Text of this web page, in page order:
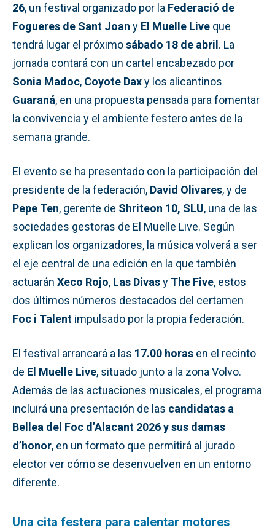
26, un festival organizado por la Federació de
Fogueres de Sant Joan y El Muelle Live que
tendrá lugar el próximosábado 18 de abril. La
jornada contará con un cartel encabezado por
Sonia Madoc, Coyote Daxy los alicantinos
Guaraná, en una propuesta pensada para fomentar
la convivencia y el ambiente festero antes de la
semana grande.
El evento se ha presentado con la participación del
presidente de la federación, David Olivares, y de
Pepe Ten, gerente de Shriteon 10, SLU, una de las
sociedades gestoras de El Muelle Live. Según
explican los organizadores, la música volverá a ser
el eje central de una edición en la que también
actuarán Xeco Rojo, Las Divasy The Five, estos
dos últimos números destacados del certamen
Foc i Talent impulsado por la propia federación.
El festival arrancará a las 17.00 horas en el recinto
de El Muelle Live, situado junto a la zona Volvo.
Además de las actuaciones musicales, el programa
incluirá una presentación de las candidatas a
Bellea del Foc d’Alacant 2026 y sus damas
d’honor, en un formato que permitirá al jurado
elector ver cómo se desenvuelven en un entorno
diferente.
Una cita festera para calentar motores